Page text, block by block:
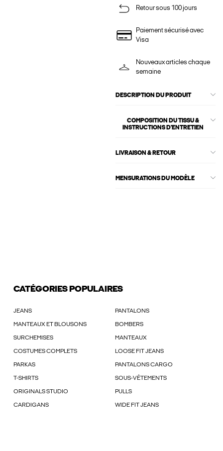
Retour sous 100 jours
Paiement sécurisé avec
Visa
Nouveaux articles chaque
semaine
DESCRIPTION DU PRODUIT
COMPOSITION DU TISSU &
INSTRUCTIONS D'ENTRETIEN
LIVRAISON & RETOUR
MENSURATIONS DU MODÈLE
CATÉGORIES POPULAIRES
JEANS PANTALONS
MANTEAUX ET BLOUSONS BOMBERS
SURCHEMISES MANTEAUX
COSTUMES COMPLETS LOOSE FIT JEANS
PARKAS PANTALONS CARGO
T-SHIRTS SOUS-VÊTEMENTS
ORIGINALS STUDIO PULLS
CARDIGANS WIDE FIT JEANS